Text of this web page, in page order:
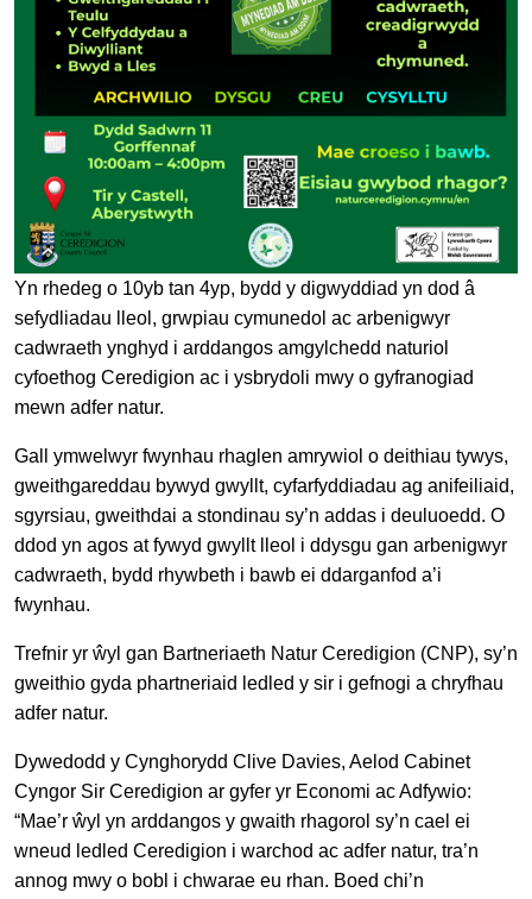
Yn rhedeg o 10yb tan 4yp, bydd y digwyddiad yn dod â
sefydliadau lleol, grwpiau cymunedol ac arbenigwyr
cadwraeth ynghyd i arddangos amgylchedd naturiol
cyfoethog Ceredigion ac i ysbrydoli mwy o gyfranogiad
mewn adfer natur.
Gall ymwelwyr fwynhau rhaglen amrywiol o deithiau tywys,
gweithgareddau bywyd gwyllt, cyfarfyddiadau ag anifeiliaid,
sgyrsiau, gweithdai a stondinau sy’n addas i deuluoedd. O
ddod yn agos at fywyd gwyllt lleol i ddysgu gan arbenigwyr
cadwraeth, bydd rhywbeth i bawb ei ddarganfod a’i
fwynhau.
Trefnir yr ŵyl gan Bartneriaeth Natur Ceredigion (CNP), sy’n
gweithio gyda phartneriaid ledled y sir i gefnogi a chryfhau
adfer natur.
Dywedodd y Cynghorydd Clive Davies, Aelod Cabinet
Cyngor Sir Ceredigion ar gyfer yr Economi ac Adfywio:
“Mae’r ŵyl yn arddangos y gwaith rhagorol sy’n cael ei
wneud ledled Ceredigion i warchod ac adfer natur, tra’n
annog mwy o bobl i chwarae eu rhan. Boed chi’n